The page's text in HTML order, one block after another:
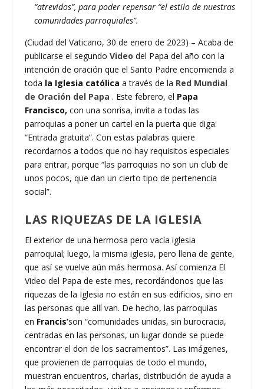
“atrevidos”, para poder repensar “el estilo de nuestras
comunidades parroquiales”.
(Ciudad del Vaticano, 30 de enero de 2023) – Acaba de
publicarse el segundoVideo del Papa del año con la
intención de oración que el Santo Padre encomienda a
toda la Iglesia católica a través de la Red Mundial
de Oración del Papa . Este febrero, el Papa
Francisco, con una sonrisa, invita a todas las
parroquias a poner un cartel en la puerta que diga:
“Entrada gratuita”. Con estas palabras quiere
recordarnos a todos que no hay requisitos especiales
para entrar, porque “las parroquias no son un club de
unos pocos, que dan un cierto tipo de pertenencia
social”.
LAS RIQUEZAS DE LA IGLESIA
El exterior de una hermosa pero vacía iglesia
parroquial; luego, la misma iglesia, pero llena de gente,
que así se vuelve aún más hermosa. Así comienza El
Video del Papa de este mes, recordándonos que las
riquezas de la Iglesia no están en sus edificios, sino en
las personas que allí van. De hecho, las parroquias
en Francis’son “comunidades unidas, sin burocracia,
centradas en las personas, un lugar donde se puede
encontrar el don de los sacramentos”. Las imágenes,
que provienen de parroquias de todo el mundo,
muestran encuentros, charlas, distribución de ayuda a